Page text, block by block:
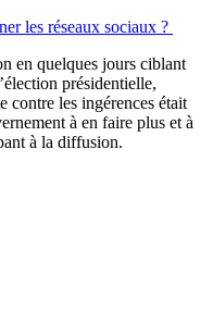
les réseaux sociaux ?
en quelques jours ciblant
présidentielle,
contre les ingérences était
à en faire plus et à
à la diffusion.